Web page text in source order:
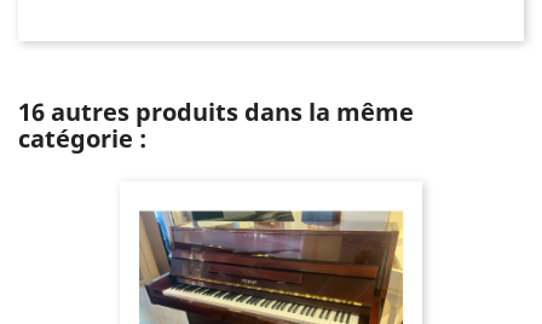
16 autres produits dans la même
catégorie :